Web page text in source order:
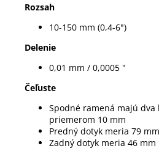
Rozsah
10-150 mm (0,4-6")
Delenie
0,01 mm / 0,0005 "
Čeľuste
Spodné ramená majú dva
priemerom 10 mm
Predný dotyk meria 79 mm
Zadný dotyk meria 46 mm